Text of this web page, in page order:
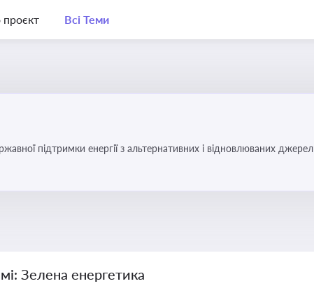
Всі Теми
підтримки енергії з альтернативних і відновлюваних джерел
Зелена енергетика